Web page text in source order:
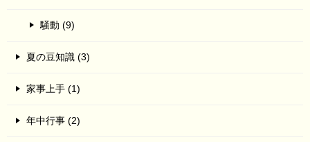
騒動 (9)
夏の豆知識 (3)
家事上手 (1)
年中行事 (2)